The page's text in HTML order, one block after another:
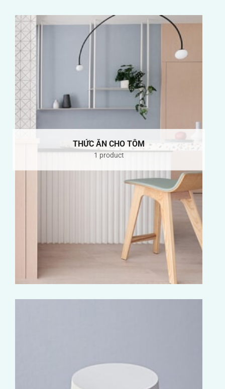
THỨC ĂN CHO TÔM
1 product